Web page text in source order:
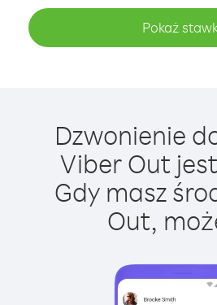
Pokaż
Dzwonienie
Viber Out
Gdy masz
Out,